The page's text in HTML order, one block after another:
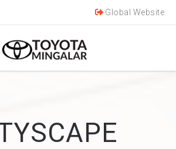
Global Website